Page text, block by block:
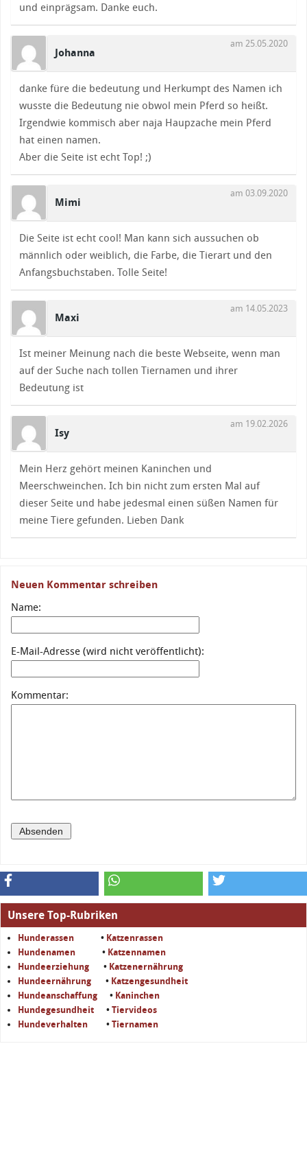
und einprägsam. Danke euch.
Johanna
am 25.05.2020
danke füre die bedeutung und Herkumpt des Namen ich
wusste die Bedeutung nie obwol mein Pferd so heißt.
Irgendwie kommisch aber naja Haupzache mein Pferd
hat einen namen.
Aber die Seite ist echt Top! ;)
Mimi
am 03.09.2020
Die Seite ist echt cool! Man kann sich aussuchen ob
männlich oder weiblich, die Farbe, die Tierart und den
Anfangsbuchstaben. Tolle Seite!
Maxi
am 14.05.2023
Ist meiner Meinung nach die beste Webseite, wenn man
auf der Suche nach tollen Tiernamen und ihrer
Bedeutung ist
Isy
am 19.02.2026
Mein Herz gehört meinen Kaninchen und
Meerschweinchen. Ich bin nicht zum ersten Mal auf
dieser Seite und habe jedesmal einen süßen Namen für
meine Tiere gefunden. Lieben Dank
Neuen Kommentar schreiben
Name:
E-Mail-Adresse (wird nicht veröffentlicht):
Kommentar:
Unsere Top-Rubriken
Hunderassen • Katzenrassen
Hundenamen
• Katzennamen
Hundeerziehung • Katzenernährung
Hundeernährung • Katzengesundheit
Hundeanschaffung • Kaninchen
Hundegesundheit • Tiervideos
Hundeverhalten • Tiernamen